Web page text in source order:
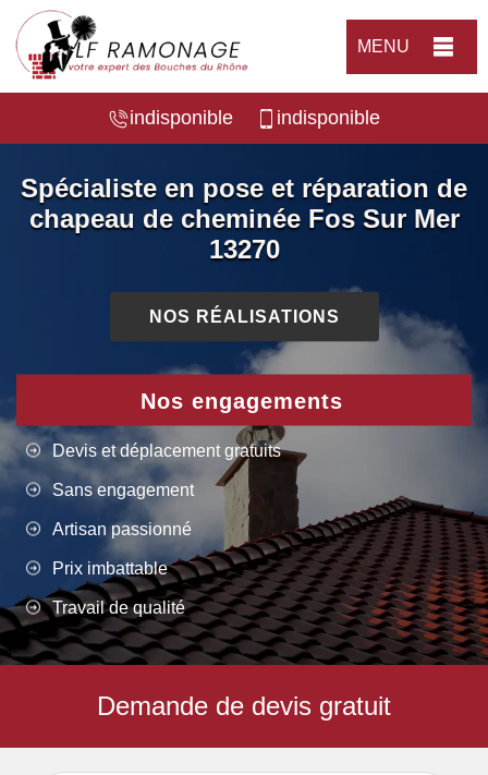
MENU
indisponible indisponible
Spécialiste en pose et réparation de
chapeau de cheminée Fos Sur Mer
13270
NOS RÉALISATIONS
Nos engagements
Devis et déplacement gratuits
Sans engagement
Artisan passionné
Prix imbattable
Travail de qualité
Demande de devis gratuit